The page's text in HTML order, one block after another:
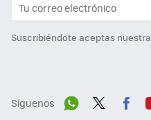
Suscribiéndote aceptas nuestra
Síguenos